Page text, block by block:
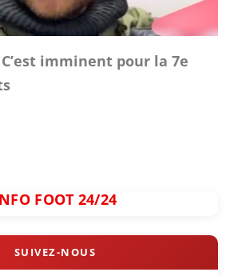
C’est imminent pour la 7e
FOOT 24/24